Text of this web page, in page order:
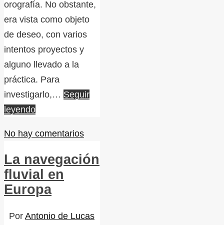
orografía. No obstante,
era vista como objeto
de deseo, con varios
intentos proyectos y
alguno llevado a la
práctica. Para
investigarlo,… Seguir
leyendo
No hay comentarios
La navegación
fluvial en
Europa
Por Antonio de Lucas